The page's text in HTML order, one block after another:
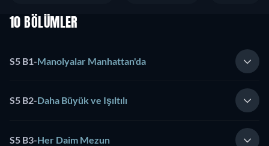
10 BÖLÜMLER
S5 B1-Manolyalar Manhattan'da
S5 B2-Daha Büyük ve Işıltılı
S5 B3-Her Daim Mezun